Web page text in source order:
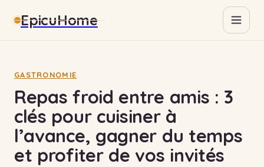
EpicuHome
Gastronomie
Maison
Bricolage
Immobilier
GASTRONOMIE
Repas froid entre amis : 3
clés pour cuisiner à
l’avance, gagner du temps
et profiter de vos invités